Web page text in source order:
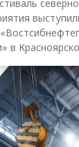
в